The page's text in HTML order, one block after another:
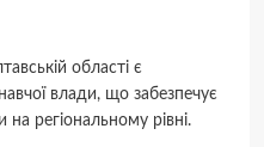
області є
влади, що забезпечує
на регіональному рівні.